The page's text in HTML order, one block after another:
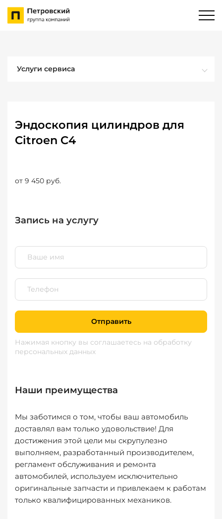
Услуги сервиса
Эндоскопия цилиндров для
Citroen C4
от 9 450 руб.
Запись на услугу
Отправить
Нажимая кнопку вы соглашаетесь на обработку
персональных данных
Наши преимущества
Мы заботимся о том, чтобы ваш автомобиль
доставлял вам только удовольствие! Для
достижения этой цели мы скрупулезно
выполняем, разработанный производителем,
регламент обслуживания и ремонта
автомобилей, используем исключительно
оригинальные запчасти и привлекаем к работам
только квалифицированных механиков.